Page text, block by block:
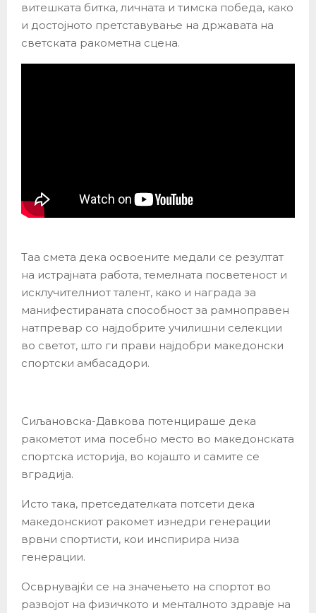
витешката битка, личната и тимска победа, како
и достојното претставување на државата на
светската ракометна сцена.
Таа смета дека освоените медали се резултат
на истрајната работа, темелната посветеност и
исклучителниот талент, како и награда за
манифестираната способност за рамноправен
натпревар со најдобрите училишни селекции
во светот, што ги прави најдобри македонски
спортски амбасадори.
Сиљановска-Давкова потенцираше дека
ракометот има посебно место во македонската
спортска историја, во којашто и самите се
вградија.
Исто така, претседателката потсети дека
македонскиот ракомет изнедри генерации
врвни спортисти, кои инспирира низа
генерации.
Осврнувајќи се на значењето на спортот во
развојот на физичкото и менталното здравје на